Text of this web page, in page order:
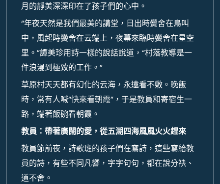
月的靜美深深印在了孩子們的心中。
“年夜天然是我們最美的講堂，日出時黌舍在鳥叫
中，風起時黌舍在云端上，夜幕來臨時黌舍在星空
里。”譚美珍用詩一樣的說話說道，“村落教導是一
件浪漫到極致的工作。”
草原村天天都有幻化的云海，永遠看不敷。晚飯
時，常有人喊“快來看朝霞”，于是教員和寄宿生一
路，端著飯碗看朝霞。
教員：帶著廣闊的愛，從五湖四海風風火火趕來
教員節前夜，詩歌班的孩子們在寫詩，這些寫給教
員的詩，有些不同凡響，字字句句，都在說分袂、
道不舍。